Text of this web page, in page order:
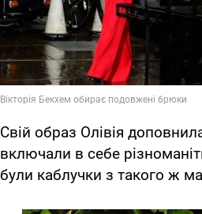
Свій образ Олівія
включали в себе
були каблучки з такого ж